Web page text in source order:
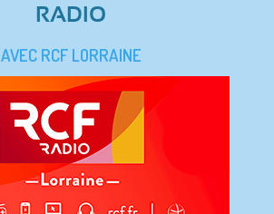
RADIO
AVEC RCF LORRAINE